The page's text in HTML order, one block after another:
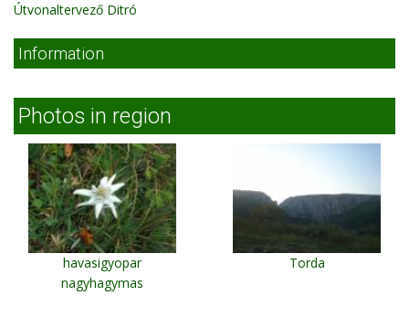
Útvonaltervező Ditró
Information
Photos in region
havasigyopar
nagyhagymas
Torda